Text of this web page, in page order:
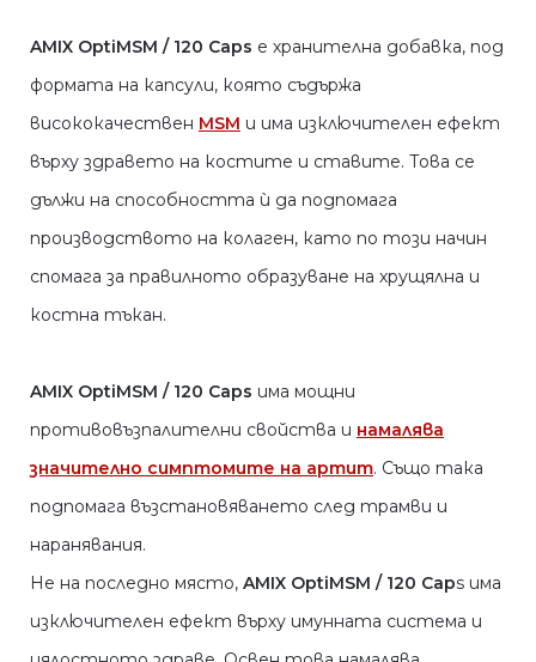
AMIX OptiMSM / 120 Caps е хранителна добавка, под
формата на капсули, която съдържа
висококачествен MSM и има изключителен ефект
върху здравето на костите и ставите. Това се
дължи на способността ѝ да подпомага
производството на колаген, като по този начин
спомага за правилното образуване на хрущялна и
костна тъкан.
AMIX OptiMSM / 120 Caps има мощни
противовъзпалителни свойства и намалява
значително симптомите на артит. Също така
подпомага възстановяването след трамви и
наранявания.
Не на последно място, AMIX OptiMSM / 120 Caps има
изключителен ефект върху имунната система и